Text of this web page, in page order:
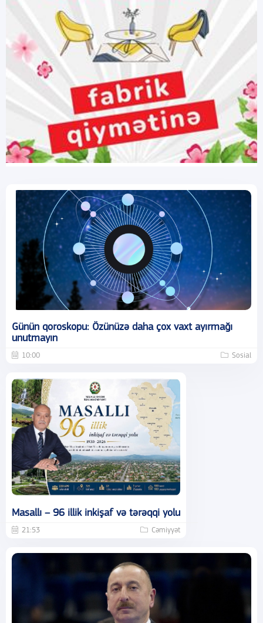
Günün qoroskopu: Özünüzə daha çox vaxt ayırmağı
unutmayın
10:00 Sosial
Masallı – 96 illik inkişaf və tərəqqi yolu
21:53 Cəmiyyət